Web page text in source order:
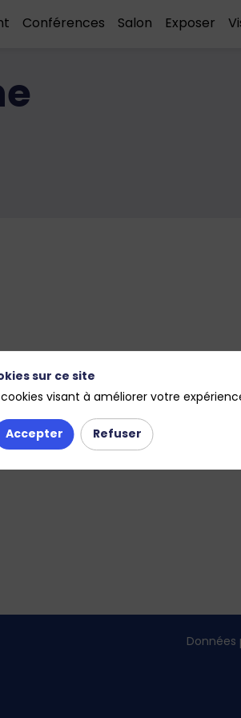
Conférences Salon Exposer
Données
sur ce site
visant à améliorer votre
Accepter Refuser